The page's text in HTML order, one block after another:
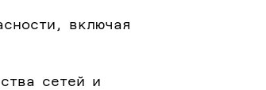
включая
сетей и